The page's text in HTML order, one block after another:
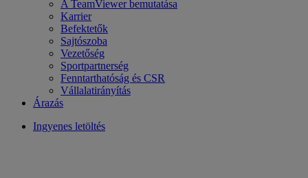
A TeamViewer bemutatása
Karrier
Befektetők
Sajtószoba
Vezetőség
Sportpartnerség
Fenntarthatóság és CSR
Vállalatirányítás
Árazás
Ingyenes letöltés